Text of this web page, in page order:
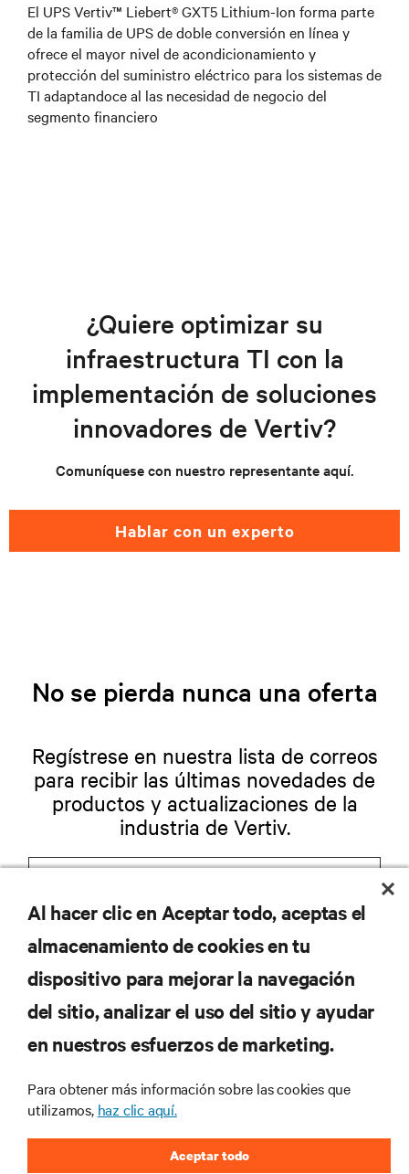
El UPS Vertiv™ Liebert® GXT5 Lithium-Ion forma parte
de la familia de UPS de doble conversión en línea y
ofrece el mayor nivel de acondicionamiento y
protección del suministro eléctrico para los sistemas de
TI adaptandoce al las necesidad de negocio del
segmento financiero
¿Quiere optimizar su
infraestructura TI con la
implementación de soluciones
innovadores de Vertiv?
Comuníquese con nuestro representante aquí.
hablar con un experto
No se pierda nunca una oferta
Regístrese en nuestra lista de correos
para recibir las últimas novedades de
productos y actualizaciones de la
industria de Vertiv.
REGISTRARSE
RECURSOS
SOPORTE
CORPORATIVO
Al hacer clic en Aceptar todo, aceptas el
almacenamiento de cookies en tu
dispositivo para mejorar la navegación
del sitio, analizar el uso del sitio y ayudar
en nuestros esfuerzos de marketing.
Para obtener más información sobre las cookies que
utilizamos, haz clic aquí.
Aceptar todo